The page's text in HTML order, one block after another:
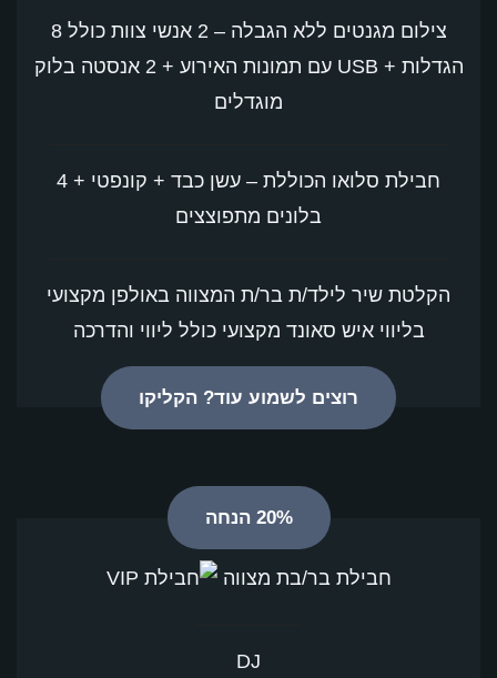
צילום מגנטים ללא הגבלה – 2 אנשי צוות כולל 8
הגדלות + USB עם תמונות האירוע + 2 אנסטה בלוק
מוגדלים
חבילת סלואו הכוללת – עשן כבד + קונפטי + 4
בלונים מתפוצצים
הקלטת שיר לילד/ת בר/ת המצווה באולפן מקצועי
בליווי איש סאונד מקצועי כולל ליווי והדרכה
רוצים לשמוע עוד? הקליקו
20% הנחה
חבילת בר/בת מצווה
DJ